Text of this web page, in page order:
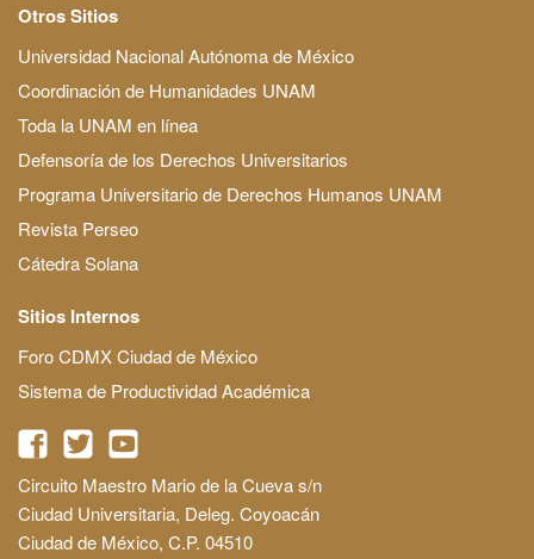
Otros Sitios
Universidad Nacional Autónoma de México
Coordinación de Humanidades UNAM
Toda la UNAM en línea
Defensoría de los Derechos Universitarios
Programa Universitario de Derechos Humanos UNAM
Revista Perseo
Cátedra Solana
Sitios Internos
Foro CDMX Ciudad de México
Sistema de Productividad Académica
Circuito Maestro Mario de la Cueva s/n
Ciudad Universitaria, Deleg. Coyoacán
Ciudad de México, C.P. 04510